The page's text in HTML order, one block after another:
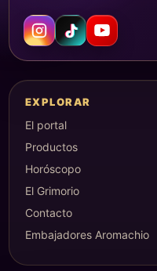
EXPLORAR
El portal
Productos
Horóscopo
El Grimorio
Contacto
Embajadores Aromachio